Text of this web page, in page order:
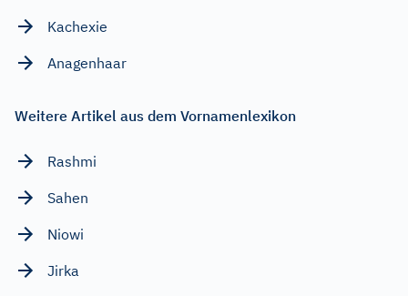
Kachexie
Anagenhaar
Weitere Artikel aus dem Vornamenlexikon
Rashmi
Sahen
Niowi
Jirka